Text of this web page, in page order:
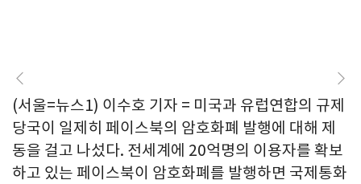
(서울=뉴스1) 이수호 기자 = 미국과 유럽연합의 규제
당국이 일제히 페이스북의 암호화폐 발행에 대해 제
동을 걸고 나섰다. 전세계에 20억명의 이용자를 확보
하고 있는 페이스북이 암호화폐를 발행하면 국제통화